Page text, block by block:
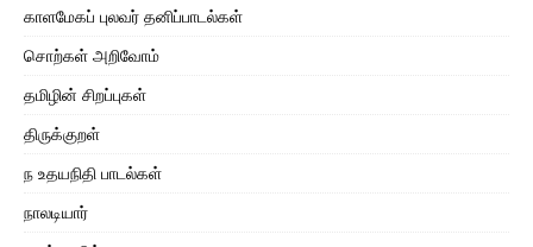
காளமேகப் புலவர் தனிப்பாடல்கள்
சொற்கள் அறிவோம்
தமிழின் சிறப்புகள்
திருக்குறள்
ந உதயநிதி பாடல்கள்
நாலடியார்